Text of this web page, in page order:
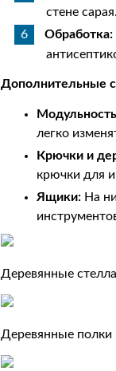
стене
Обработка:
Дополнительные
легко
Крючки и
крючки для
Ящики: На
Деревянные
Деревянные полки